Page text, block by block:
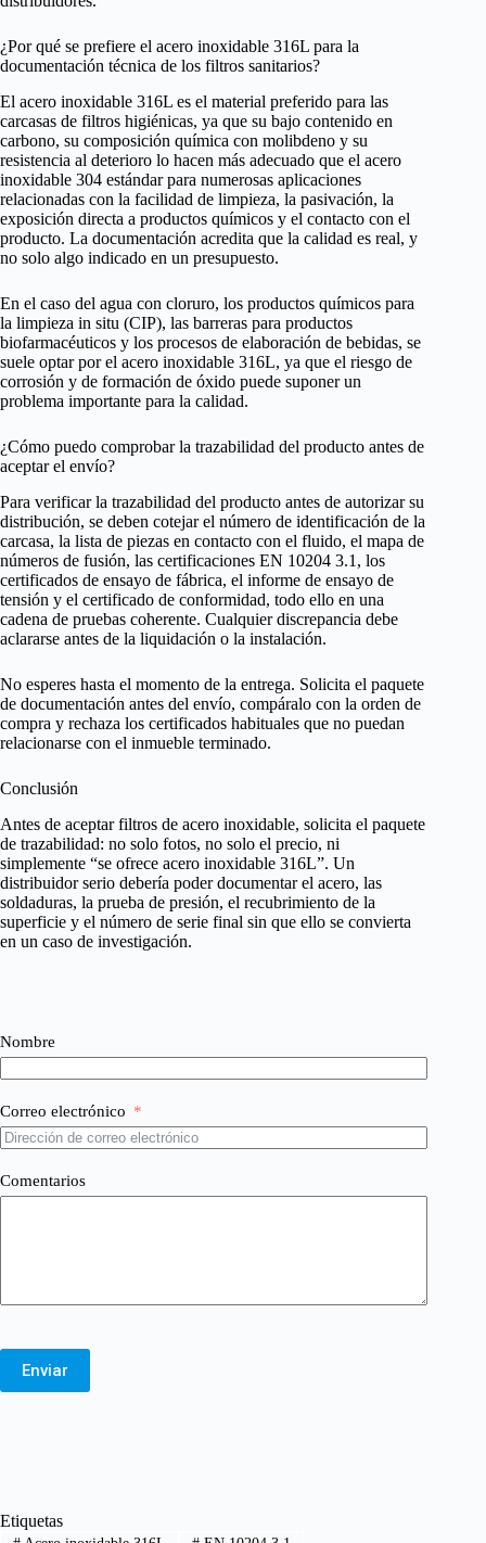
¿Por qué se prefiere el acero inoxidable 316L para la
documentación técnica de los filtros sanitarios?
El acero inoxidable 316L es el material preferido para las
carcasas de filtros higiénicas, ya que su bajo contenido en
carbono, su composición química con molibdeno y su
resistencia al deterioro lo hacen más adecuado que el acero
inoxidable 304 estándar para numerosas aplicaciones
relacionadas con la facilidad de limpieza, la pasivación, la
exposición directa a productos químicos y el contacto con el
producto. La documentación acredita que la calidad es real, y
no solo algo indicado en un presupuesto.
En el caso del agua con cloruro, los productos químicos para
la limpieza in situ (CIP), las barreras para productos
biofarmacéuticos y los procesos de elaboración de bebidas, se
suele optar por el acero inoxidable 316L, ya que el riesgo de
corrosión y de formación de óxido puede suponer un
problema importante para la calidad.
¿Cómo puedo comprobar la trazabilidad del producto antes de
aceptar el envío?
Para verificar la trazabilidad del producto antes de autorizar su
distribución, se deben cotejar el número de identificación de la
carcasa, la lista de piezas en contacto con el fluido, el mapa de
números de fusión, las certificaciones EN 10204 3.1, los
certificados de ensayo de fábrica, el informe de ensayo de
tensión y el certificado de conformidad, todo ello en una
cadena de pruebas coherente. Cualquier discrepancia debe
aclararse antes de la liquidación o la instalación.
No esperes hasta el momento de la entrega. Solicita el paquete
de documentación antes del envío, compáralo con la orden de
compra y rechaza los certificados habituales que no puedan
relacionarse con el inmueble terminado.
Conclusión
Antes de aceptar filtros de acero inoxidable, solicita el paquete
de trazabilidad: no solo fotos, no solo el precio, ni
simplemente “se ofrece acero inoxidable 316L”. Un
distribuidor serio debería poder documentar el acero, las
soldaduras, la prueba de presión, el recubrimiento de la
superficie y el número de serie final sin que ello se convierta
en un caso de investigación.
Nombre
Correo electrónico
Comentarios
Enviar
Etiquetas